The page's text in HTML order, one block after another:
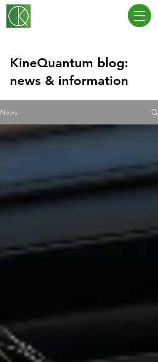
KineQuantum blog:
news & information
News